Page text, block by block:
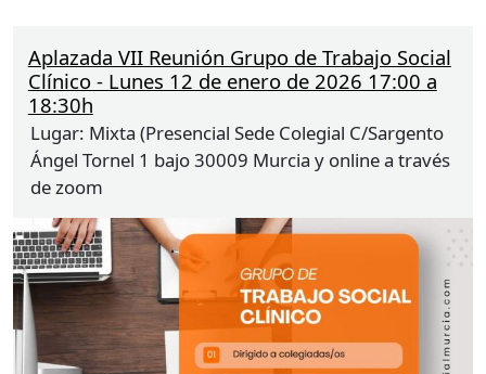
Aplazada VII Reunión Grupo de Trabajo Social
Clínico - Lunes 12 de enero de 2026 17:00 a
18:30h
Lugar: Mixta (Presencial Sede Colegial C/Sargento
Ángel Tornel 1 bajo 30009 Murcia y online a través
de zoom